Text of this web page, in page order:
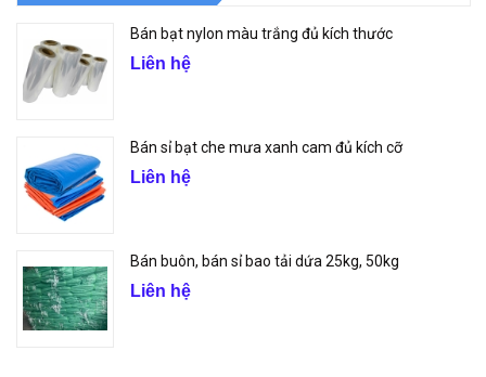
Bán bạt nylon màu trắng đủ kích thước
Liên hệ
Bán sỉ bạt che mưa xanh cam đủ kích cỡ
Liên hệ
Bán buôn, bán sỉ bao tải dứa 25kg, 50kg
Liên hệ